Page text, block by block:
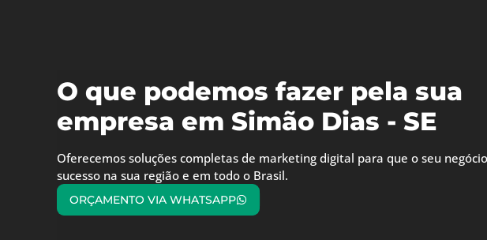
O que podemos fazer pela sua
empresa em Simão Dias - SE
Oferecemos soluções completas de marketing digital para que o seu
sucesso na sua região e em todo o Brasil.
ORÇAMENTO VIA WHATSAPP